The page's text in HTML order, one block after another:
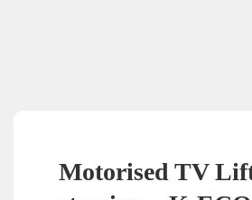
Motorised TV